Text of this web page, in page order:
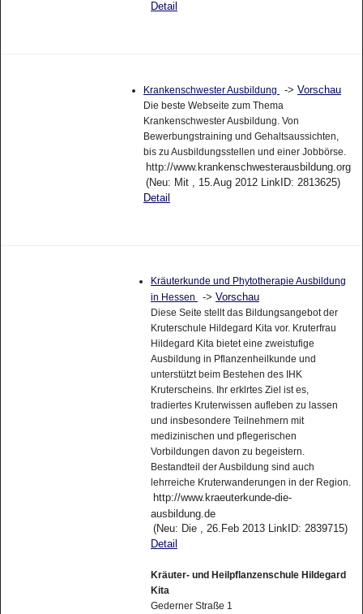
Detail
Krankenschwester Ausbildung -> Vorschau
Die beste Webseite zum Thema
Krankenschwester Ausbildung. Von
Bewerbungstraining und Gehaltsaussichten,
bis zu Ausbildungsstellen und einer Jobbörse.
http://www.krankenschwesterausbildung.org
(Neu: Mit , 15.Aug 2012 LinkID: 2813625)
Detail
Kräuterkunde und Phytotherapie Ausbildung
in Hessen
-> Vorschau
Diese Seite stellt das Bildungsangebot der
Kruterschule Hildegard Kita vor. Kruterfrau
Hildegard Kita bietet eine zweistufige
Ausbildung in Pflanzenheilkunde und
unterstützt beim Bestehen des IHK
Kruterscheins. Ihr erklrtes Ziel ist es,
tradiertes Kruterwissen aufleben zu lassen
und insbesondere Teilnehmern mit
medizinischen und pflegerischen
Vorbildungen davon zu begeistern.
Bestandteil der Ausbildung sind auch
lehrreiche Kruterwanderungen in der Region.
http://www.kraeuterkunde-die-
ausbildung.de
(Neu: Die , 26.Feb 2013 LinkID: 2839715)
Detail
Kräuter- und Heilpflanzenschule Hildegard
Kita
Gederner Straße 1